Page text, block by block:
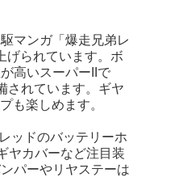
マンガ「爆走兄弟レ
げられています。ボ
高いスーパーIIで
されています。ギヤ
も楽しめます。
ッドのバッテリーホ
ヤカバーなど注目装
パーやリヤステーは